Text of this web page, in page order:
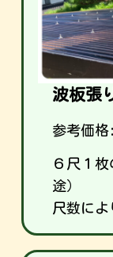
波板張
参考価格:
６尺１
途）
尺数によ